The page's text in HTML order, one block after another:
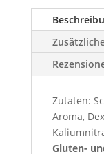
Zutaten:
Aroma,
Gluten-